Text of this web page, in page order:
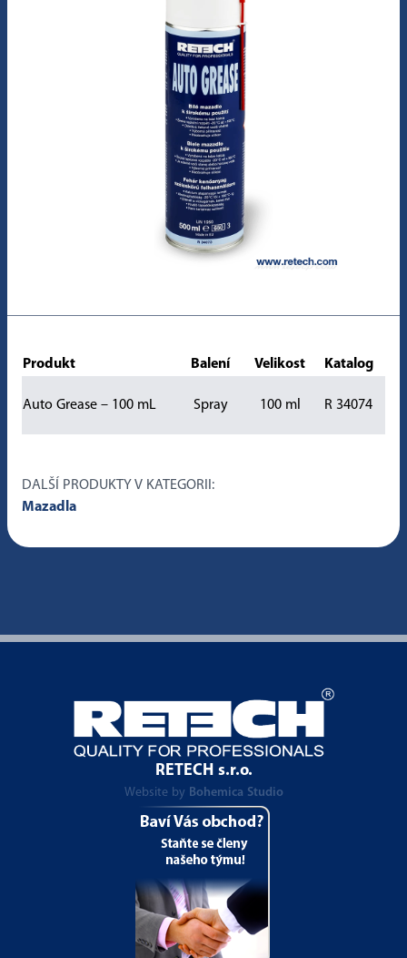
Produkt Balení Velikost Katalog
Auto Grease – 100 mL Spray 100 ml R 34074
DALŠÍ PRODUKTY V KATEGORII:
Mazadla
RETECH s.r.o.
Website by Bohemica Studio